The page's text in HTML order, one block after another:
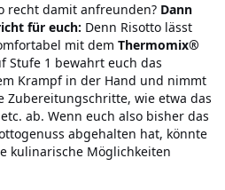
recht damit anfreunden? Dann
für euch: Denn Risotto lässt
mit dem Thermomix®
Stufe 1 bewahrt euch das
Krampf in der Hand und nimmt
Zubereitungschritte, wie etwa das
ab. Wenn euch also bisher das
abgehalten hat, könnte
kulinarische Möglichkeiten